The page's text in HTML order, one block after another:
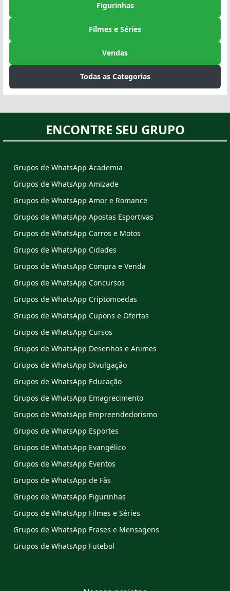
Figurinhas
Filmes e Séries
Vendas
Todas as Categorias
ENCONTRE SEU GRUPO
Grupos de WhatsApp Academia
Grupos de WhatsApp Amizade
Grupos de WhatsApp Amor e Romance
Grupos de WhatsApp Apostas Esportivas
Grupos de WhatsApp Carros e Motos
Grupos de WhatsApp Cidades
Grupos de WhatsApp Compra e Venda
Grupos de WhatsApp Concursos
Grupos de WhatsApp Criptomoedas
Grupos de WhatsApp Cupons e Ofertas
Grupos de WhatsApp Cursos
Grupos de WhatsApp Desenhos e Animes
Grupos de WhatsApp Divulgação
Grupos de WhatsApp Educação
Grupos de WhatsApp Emagrecimento
Grupos de WhatsApp Empreendedorismo
Grupos de WhatsApp Esportes
Grupos de WhatsApp Evangélico
Grupos de WhatsApp Eventos
Grupos de WhatsApp de Fãs
Grupos de WhatsApp Figurinhas
Grupos de WhatsApp Filmes e Séries
Grupos de WhatsApp Frases e Mensagens
Grupos de WhatsApp Futebol